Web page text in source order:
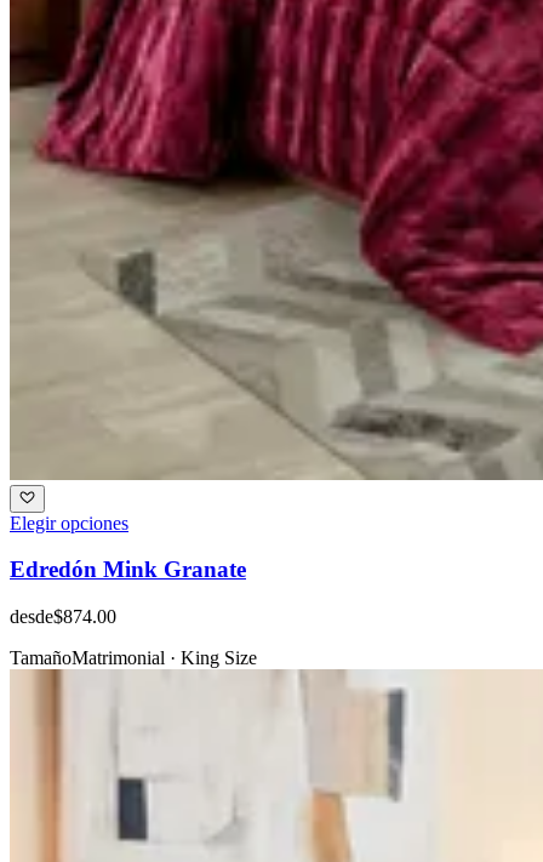
Elegir opciones
Edredón Mink Granate
desde$874.00
TamañoMatrimonial · King Size